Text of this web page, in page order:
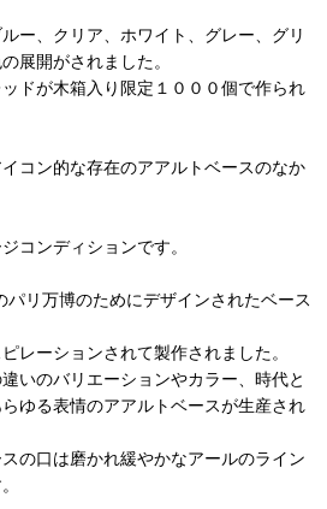
ー、クリア、ホワイト、グレー、グリ
展開がされました。
ドが木箱入り限定１０００個で作られ
コン的な存在のアアルトベースのなか
コンディションです。
リ万博のためにデザインされたベース
レーションされて製作されました。
いのバリエーションやカラー、時代と
ゆる表情のアアルトベースが生産され
の口は磨かれ緩やかなアールのライン